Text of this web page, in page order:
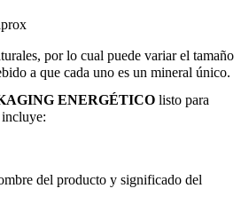
por lo cual puede variar el tamaño
a que cada uno es un mineral único.
ENERGÉTICO listo para